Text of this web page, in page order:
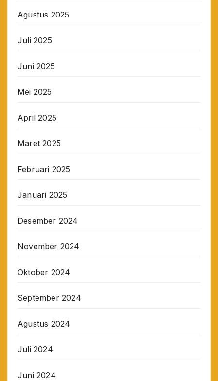
Agustus 2025
Juli 2025
Juni 2025
Mei 2025
April 2025
Maret 2025
Februari 2025
Januari 2025
Desember 2024
November 2024
Oktober 2024
September 2024
Agustus 2024
Juli 2024
Juni 2024